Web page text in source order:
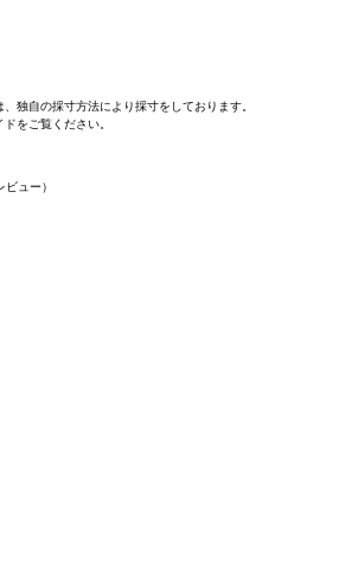
独自の採寸方法により採寸をしております。
ドをご覧ください。
ビュー）